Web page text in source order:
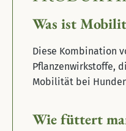
Was ist
Diese Kombination
Pflanzenwirkstoffe,
Mobilität bei
Wie füttert